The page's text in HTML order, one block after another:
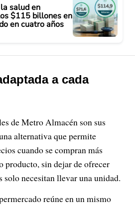
salud en
$115 billones en
en cuatro años
a cada
de Metro Almacén son sus
alternativa que permite
cuando se compran más
producto, sin dejar de ofrecer
solo necesitan llevar una unidad.
reúne en un mismo